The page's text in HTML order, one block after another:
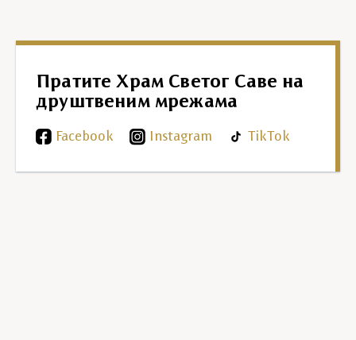
Пратите Храм Светог Саве на
друштвеним мрежама
Facebook Instagram TikTok